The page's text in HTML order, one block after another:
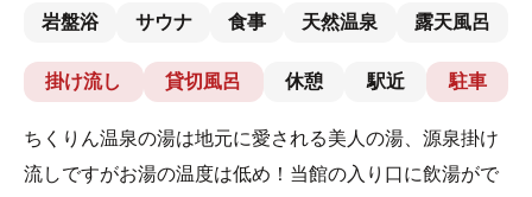
岩盤浴 サウナ 食事 天然温泉 露天風呂
掛け流し 貸切風呂 休憩 駅近 駐車
ちくりん温泉の湯は地元に愛される美人の湯、源泉掛け
流しですがお湯の温度は低め！当館の入り口に飲湯がで